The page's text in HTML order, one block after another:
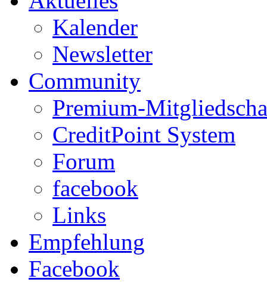
Kalender
Newsletter
Community
Premium-
CreditPoint System
Forum
facebook
Links
Empfehlung
Facebook